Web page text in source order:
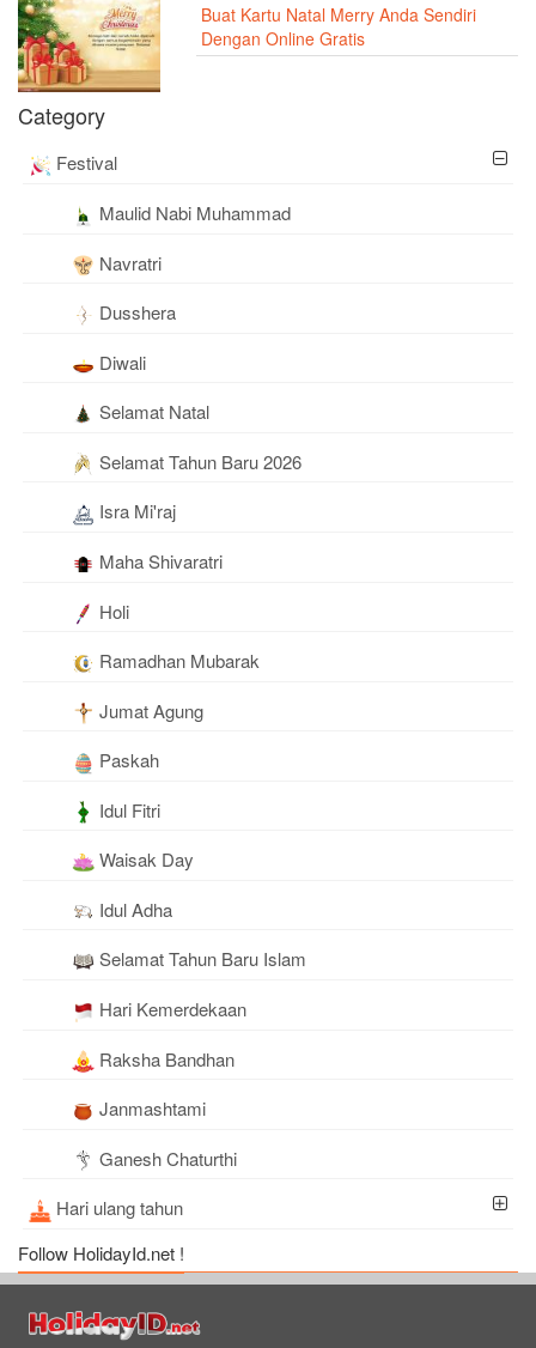
Buat Kartu Natal Merry Anda Sendiri
Dengan Online Gratis
Category
Festival
Maulid Nabi Muhammad
Navratri
Dusshera
Diwali
Selamat Natal
Selamat Tahun Baru 2026
Isra Mi'raj
Maha Shivaratri
Holi
Ramadhan Mubarak
Jumat Agung
Paskah
Idul Fitri
Waisak Day
Idul Adha
Selamat Tahun Baru Islam
Hari Kemerdekaan
Raksha Bandhan
Janmashtami
Ganesh Chaturthi
Hari ulang tahun
Follow HolidayId.net !